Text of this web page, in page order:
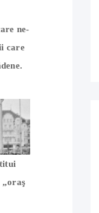
ne-
care